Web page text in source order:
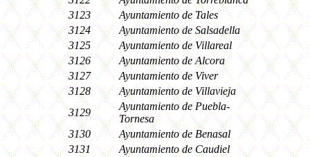
3123
Ayuntamiento de Tales
3124
Ayuntamiento de Salsadella
3125
Ayuntamiento de Villareal
3126
Ayuntamiento de Alcora
3127
Ayuntamiento de Viver
3128
Ayuntamiento de Villavieja
3129
Ayuntamiento de Puebla-
Tornesa
3130
Ayuntamiento de Benasal
3131
Ayuntamiento de Caudiel